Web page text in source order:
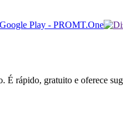
rápido, gratuito e oferece